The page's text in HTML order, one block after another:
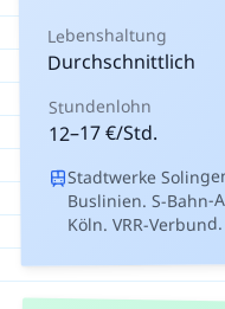
Lebenshaltung
Durchschnittlich
Stundenlohn
12–17€/Std.
Stadtwerke
Buslinien. S-
Köln. VRR-Verbund.